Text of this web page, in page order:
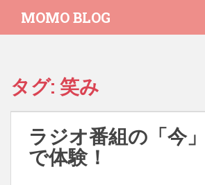
i
MOMO BLOG
タグ: 笑み
ラジオ番組の「今
で体験！